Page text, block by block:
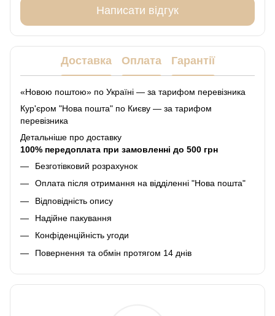
Написати відгук
Доставка Оплата Гарантії
«Новою поштою» по Україні — за тарифом перевізника
Кур'єром "Нова пошта" по Києву — за тарифом
перевізника
Детальніше про доставку
100% передоплата при замовленні до 500 грн
Безготівковий розрахунок
Оплата після отримання на відділенні "Нова пошта"
Відповідність опису
Надійне пакування
Конфіденційність угоди
Повернення та обмін протягом 14 днів